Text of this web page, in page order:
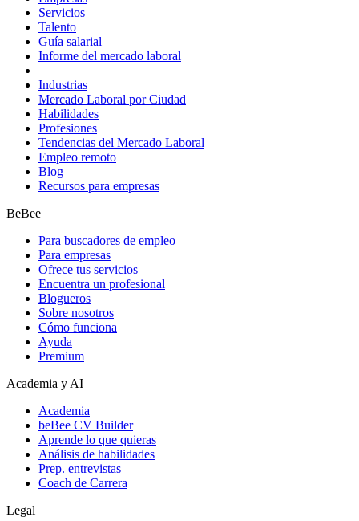
Servicios
Talento
Guía salarial
Informe del mercado laboral
Industrias
Mercado Laboral por Ciudad
Habilidades
Profesiones
Tendencias del Mercado Laboral
Empleo remoto
Blog
Recursos para empresas
BeBee
Para buscadores de empleo
Para empresas
Ofrece tus servicios
Encuentra un profesional
Blogueros
Sobre nosotros
Cómo funciona
Ayuda
Premium
Academia y AI
Academia
beBee CV Builder
Aprende lo que quieras
Análisis de habilidades
Prep. entrevistas
Coach de Carrera
Legal